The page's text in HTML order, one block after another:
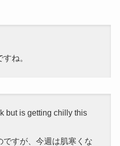
ね。
but is getting chilly this
ですが、今週は肌寒くな